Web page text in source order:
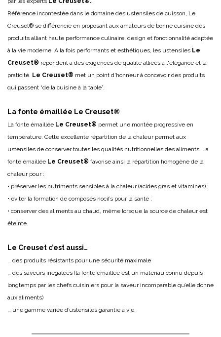
Référence incontestée dans le domaine des ustensiles de cuisson, Le
Creuset® se différencie en proposant aux amateurs de bonne cuisine des
produits alliant haute performance culinaire, design et fonctionnalité adaptée
à la vie moderne. A la fois performants et esthétiques, les ustensiles Le
Creuset® répondent à des exigences de qualité alliées à l'élégance et la
praticité. Le Creuset® met un point d'honneur à concevoir des produits
qui passent “de la cuisine à la table”.
La fonte émaillée Le Creuset®
La fonte émaillée Le Creuset® permet une montée progressive en
température. Cette excellente répartition de la chaleur permet aux
ustensiles de conserver toutes les qualités nutritionnelles des aliments. La
fonte émaillée Le Creuset® favorise ainsi la répartition homogène de la
chaleur pour :
• préserver les nutriments sensibles à la chaleur (acides gras et vitamines) ;
• éviter la formation de composés nocifs pour la santé ;
• conserver des aliments au chaud, même lorsque la source de chaleur est
éteinte.
Le Creuset c’est aussi…
… des produits résistants pour une sécurité maximale
… des saveurs inégalées (la fonte émaillée est un matériau connu depuis
longtemps par les chefs cuisiniers pour la saveur incomparable qu’elle donne
aux aliments)
… une gamme variée d’ustensiles garantie à vie.